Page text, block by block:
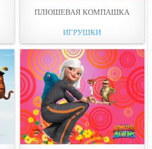
ПЛЮШЕВАЯ КОМПАШКА
ИГРУШКИ